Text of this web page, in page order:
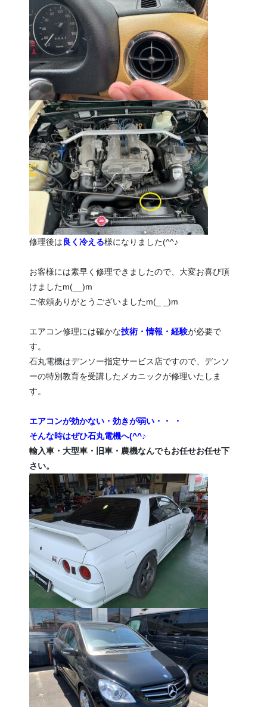
修理後は良く冷える様になりました(^^♪
お客様には素早く修理できましたので、大変お喜び頂
けましたm(__)m
ご依頼ありがとうございましたm(_ _)m
エアコン修理には確かな技術・情報・経験が必要で
す。
石丸電機はデンソー指定サービス店ですので、デンソ
ーの特別教育を受講したメカニックが修理いたしま
す。
エアコンが効かない・効きが弱い・・ ・
そんな時はぜひ石丸電機へ(^^♪
輸入車・大型車・旧車・農機なんでもお任せお任せ下
さい。